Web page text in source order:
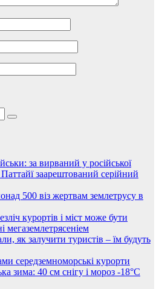
за вирваний у російської
заарештований серійний
500 віз жертвам землетрусу в
курортів і міст може бути
мегаземлетрясеніем
як залучити туристів – їм будуть
середземноморські курорти
зима: 40 см снігу і мороз -18°C